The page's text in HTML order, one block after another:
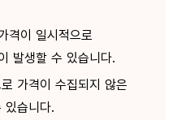
격이 일시적으로
발생할 수 있습니다.
가격이 수집되지 않은
있습니다.